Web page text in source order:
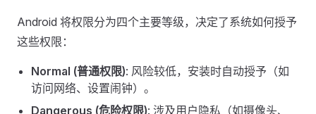
Android 将权限分为四个主要等级，决定了系统如何授予
这些权限：
Normal (普通权限): 风险较低，安装时自动授予（如
访问网络、设置闹钟）。
Dangerous (危险权限): 涉及用户隐私（如摄像头、